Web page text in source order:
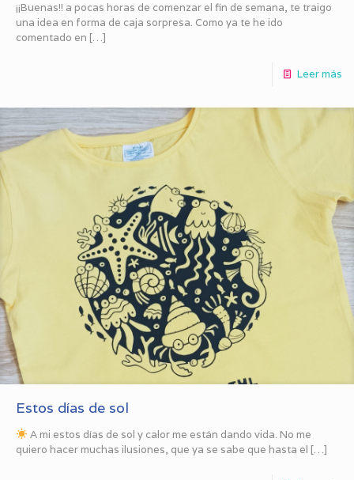
¡¡Buenas!! a pocas horas de comenzar el fin de semana, te traigo
una idea en forma de caja sorpresa. Como ya te he ido
comentado en […]
Leer más
Estos días de sol
A mi estos días de sol y calor me están dando vida. No me
quiero hacer muchas ilusiones, que ya se sabe que hasta el […]